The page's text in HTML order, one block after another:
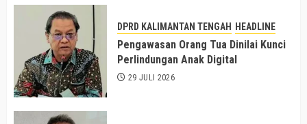
DPRD KALIMANTAN TENGAH HEADLINE
Pengawasan Orang Tua Dinilai Kunci
Perlindungan Anak Digital
29 JULI 2026